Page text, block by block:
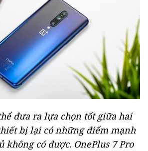
đưa ra lựa chọn tốt giữa hai
bị lại có những điểm mạnh
không có được. OnePlus 7 Pro